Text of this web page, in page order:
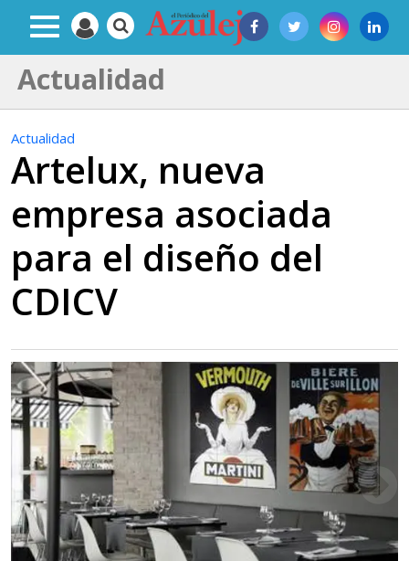
Actualidad
Actualidad
Artelux, nueva
empresa asociada
para el diseño del
CDICV